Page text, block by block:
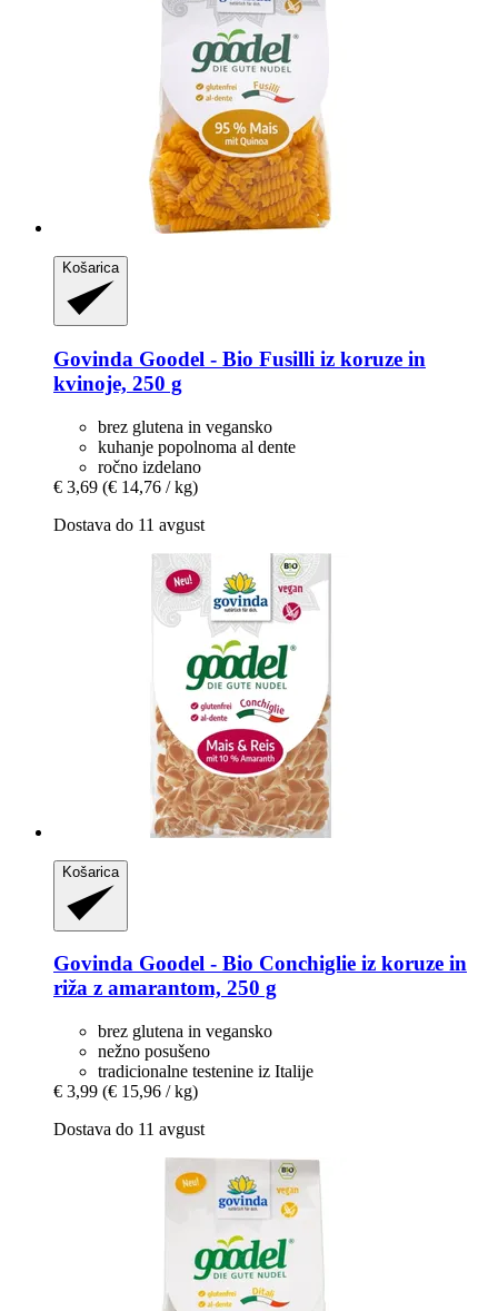
Košarica
Govinda Goodel -​ Bio Fusilli iz koruze in
kvinoje, 250 g
brez glutena in vegansko
kuhanje popolnoma al dente
ročno izdelano
€ 3,69 (€ 14,76 / kg)
Dostava do 11 avgust
Košarica
Govinda Goodel -​ Bio Conchiglie iz koruze in
riža z amarantom, 250 g
brez glutena in vegansko
nežno posušeno
tradicionalne testenine iz Italije
€ 3,99 (€ 15,96 / kg)
Dostava do 11 avgust